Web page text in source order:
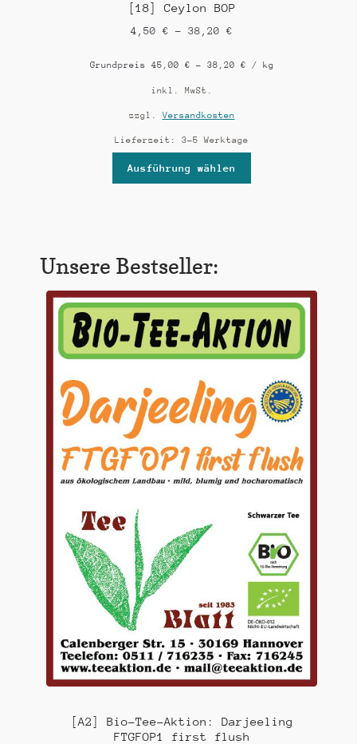
[18] Ceylon BOP
4,50 € – 38,20 €
Grundpreis 45,00 € – 38,20 € / kg
inkl. MwSt.
zzgl.Versandkosten
Lieferzeit: 3-5 Werktage
Ausführung wählen
Unsere Bestseller:
[A2] Bio-Tee-Aktion: Darjeeling
FTGFOP1 first flush